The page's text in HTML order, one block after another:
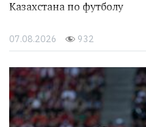
Казахстана по футболу
07.08.2026 932